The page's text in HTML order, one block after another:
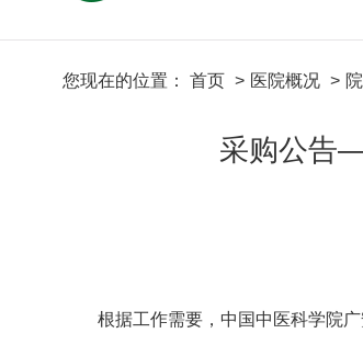
您现在的位置： 首页 医院概况
采购公告
根据工作需要，中国中医科学院